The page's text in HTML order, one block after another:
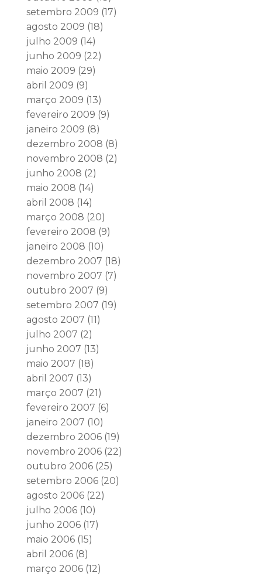
setembro 2009 (17)
agosto 2009 (18)
julho 2009 (14)
junho 2009 (22)
maio 2009 (29)
abril 2009 (9)
março 2009 (13)
fevereiro 2009 (9)
janeiro 2009 (8)
dezembro 2008 (8)
novembro 2008 (2)
junho 2008 (2)
maio 2008 (14)
abril 2008 (14)
março 2008 (20)
fevereiro 2008 (9)
janeiro 2008 (10)
dezembro 2007 (18)
novembro 2007 (7)
outubro 2007 (9)
setembro 2007 (19)
agosto 2007 (11)
julho 2007 (2)
junho 2007 (13)
maio 2007 (18)
abril 2007 (13)
março 2007 (21)
fevereiro 2007 (6)
janeiro 2007 (10)
dezembro 2006(19)
novembro 2006(22)
outubro 2006(25)
setembro 2006(20)
agosto 2006(22)
julho 2006(10)
junho 2006(17)
maio 2006(15)
abril 2006(8)
março 2006(12)